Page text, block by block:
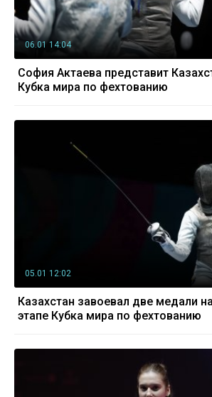
06.01 14:04
София Актаева представит
Кубка мира по фехтованию
05.01 12:02
Казахстан завоевал две медали
этапе Кубка мира по фехтованию